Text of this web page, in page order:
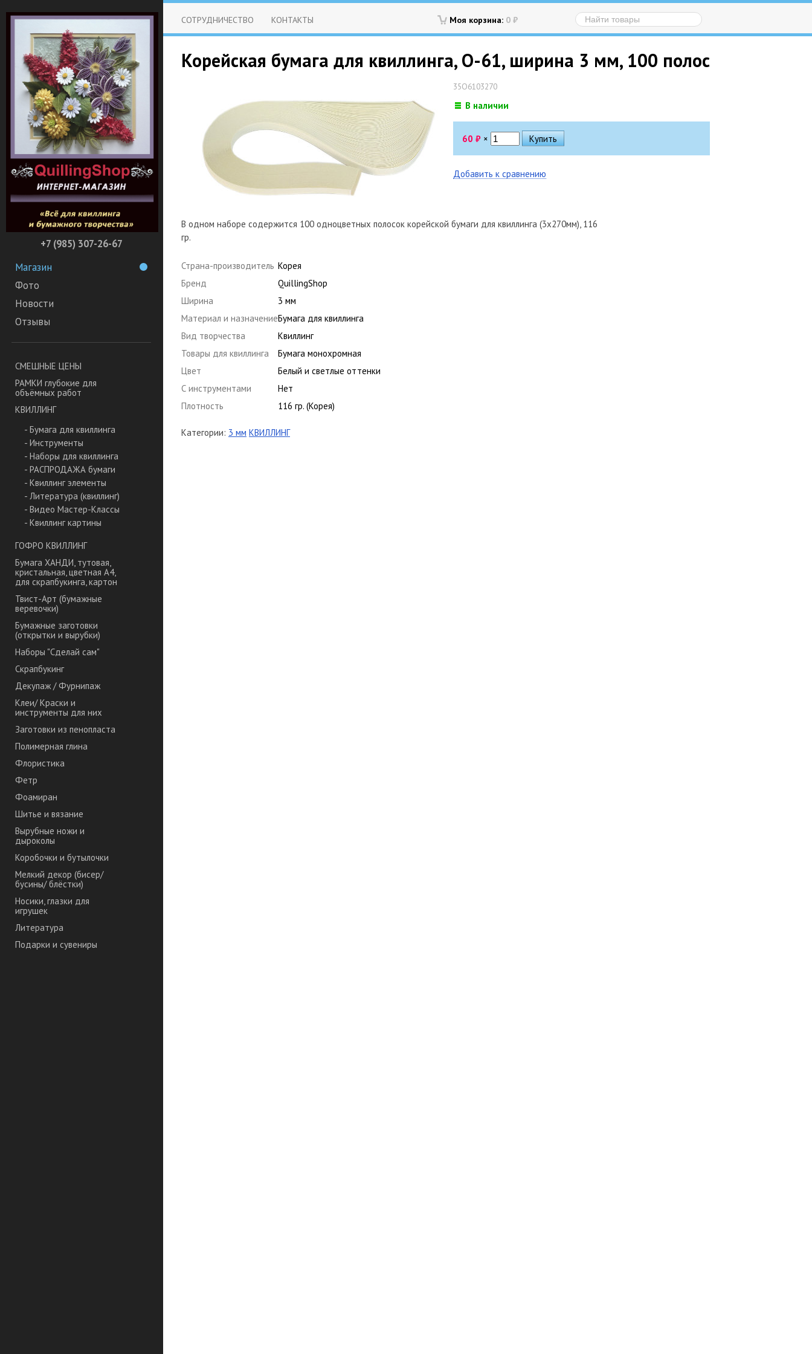
+7 (985) 307-26-67
Магазин
Фото
Новости
Отзывы
СМЕШНЫЕ ЦЕНЫ
РАМКИ глубокие для
объёмных работ
КВИЛЛИНГ
- Бумага для квиллинга
- Инструменты
- Наборы для квиллинга
- РАСПРОДАЖА бумаги
- Квиллинг элементы
- Литература (квиллинг)
- Видео Мастер-Классы
- Квиллинг картины
ГОФРО КВИЛЛИНГ
Бумага ХАНДИ, тутовая,
кристальная, цветная А4,
для скрапбукинга, картон
Твист-Арт (бумажные
веревочки)
Бумажные заготовки
(открытки и вырубки)
Наборы "Сделай сам"
Скрапбукинг
Декупаж / Фурнипаж
Клеи/ Краски и
инструменты для них
Заготовки из пенопласта
Полимерная глина
Флористика
Фетр
Фоамиран
Шитье и вязание
Вырубные ножи и
дыроколы
Коробочки и бутылочки
Мелкий декор (бисер/
бусины/ блёстки)
Носики, глазки для
игрушек
Литература
Подарки и сувениры
Моя корзина: 0 ₽
СОТРУДНИЧЕСТВО КОНТАКТЫ
Корейская бумага для квиллинга, O-61, ширина 3 мм, 100 полос
35O6103270
В наличии
60 ₽ ×
Добавить к сравнению
В одном наборе содержится 100 одноцветных полосок корейской бумаги для квиллинга (3х270мм), 116
гр.
Страна-производитель Корея
Бренд
QuillingShop
Ширина
3 мм
Материал и назначениеБумага для квиллинга
Вид творчества
Квиллинг
Товары для квиллинга
Бумага монохромная
Цвет
Белый и светлые оттенки
С инструментами
Нет
Плотность
116 гр. (Корея)
Категории: 3 мм КВИЛЛИНГ